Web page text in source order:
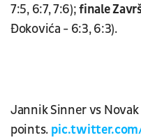
7:5, 6:7, 7:6);finale
Đokovića - 6:3, 6:3).
Jannik Sinner vs
points.